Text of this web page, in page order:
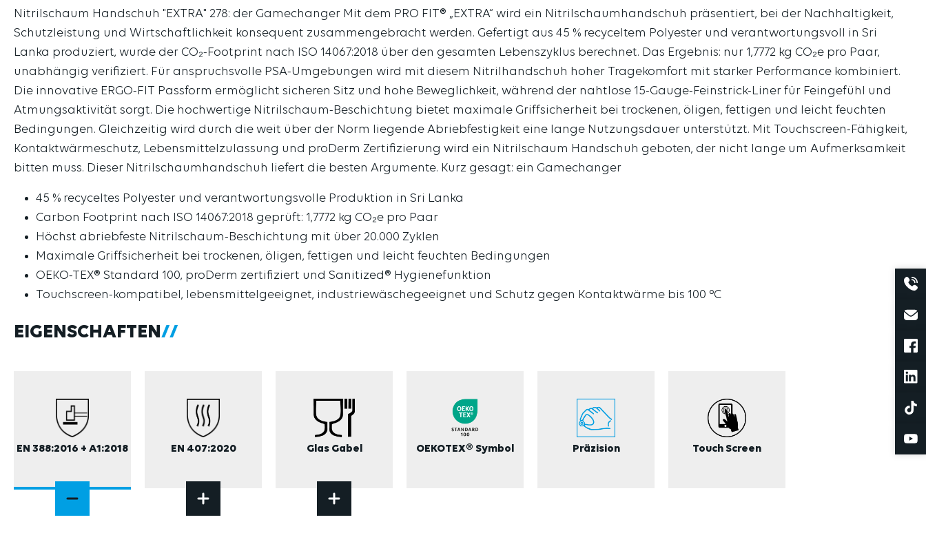
Nitrilschaum Handschuh "EXTRA" 278: der Gamechanger Mit dem PRO FIT® „EXTRA“ wird ein Nitrilschaumhandschuh präsentiert, bei der Nachhaltigkeit,
Schutzleistung und Wirtschaftlichkeit konsequent zusammengebracht werden. Gefertigt aus 45 % recyceltem Polyester und verantwortungsvoll in Sri
Lanka produziert, wurde der CO₂-Footprint nach ISO 14067:2018 über den gesamten Lebenszyklus berechnet. Das Ergebnis: nur 1,7772 kg CO₂e pro Paar,
unabhängig verifiziert. Für anspruchsvolle PSA-Umgebungen wird mit diesem Nitrilhandschuh hoher Tragekomfort mit starker Performance kombiniert.
Die innovative ERGO-FIT Passform ermöglicht sicheren Sitz und hohe Beweglichkeit, während der nahtlose 15-Gauge-Feinstrick-Liner für Feingefühl und
Atmungsaktivität sorgt. Die hochwertige Nitrilschaum-Beschichtung bietet maximale Griffsicherheit bei trockenen, öligen, fettigen und leicht feuchten
Bedingungen. Gleichzeitig wird durch die weit über der Norm liegende Abriebfestigkeit eine lange Nutzungsdauer unterstützt. Mit Touchscreen-Fähigkeit,
Kontaktwärmeschutz, Lebensmittelzulassung und proDerm Zertifizierung wird ein Nitrilschaum Handschuh geboten, der nicht lange um Aufmerksamkeit
bitten muss. Dieser Nitrilschaumhandschuh liefert die besten Argumente. Kurz gesagt: ein Gamechanger
45 % recyceltes Polyester und verantwortungsvolle Produktion in Sri Lanka
Carbon Footprint nach ISO 14067:2018 geprüft: 1,7772 kg CO₂e pro Paar
Höchst abriebfeste Nitrilschaum-Beschichtung mit über 20.000 Zyklen
Maximale Griffsicherheit bei trockenen, öligen, fettigen und leicht feuchten Bedingungen
OEKO-TEX® Standard 100, proDerm zertifiziert und Sanitized® Hygienefunktion
Touchscreen-kompatibel, lebensmittelgeeignet, industriewäschegeeignet und Schutz gegen Kontaktwärme bis 100 °C
EIGENSCHAFTEN
EN 388:2016 + A1:2018 EN 407:2020 Glas Gabel OEKOTEX® Symbol Präzision Touch Screen